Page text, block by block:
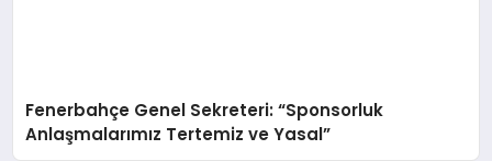
Fenerbahçe Genel Sekreteri: “Sponsorluk
Anlaşmalarımız Tertemiz ve Yasal”